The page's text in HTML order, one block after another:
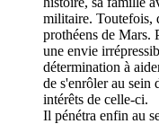
militaire. Toutefois,
prothéens de Mars.
une envie
détermination à
de s'enrôler au
intérêts de celle-ci.
Il pénétra enfin au